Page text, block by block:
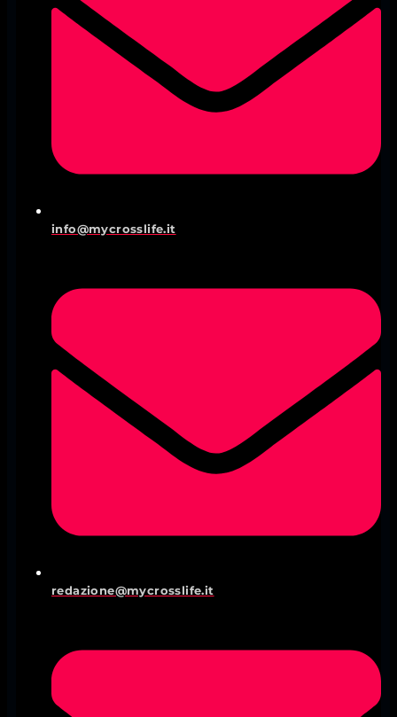
info@mycrosslife.it
redazione@mycrosslife.it